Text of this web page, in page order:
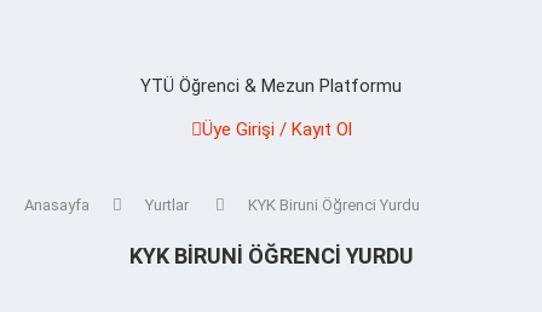
YTÜ Öğrenci & Mezun Platformu
Üye Girişi / Kayıt Ol
Anasayfa Yurtlar KYK Biruni Öğrenci Yurdu
KYK BIRUNI ÖĞRENCI YURDU